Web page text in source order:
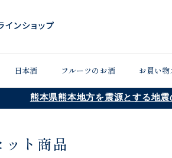
日本酒 フルーツのお酒 お買い
熊本県熊本地方を震源とする地震
ット商品